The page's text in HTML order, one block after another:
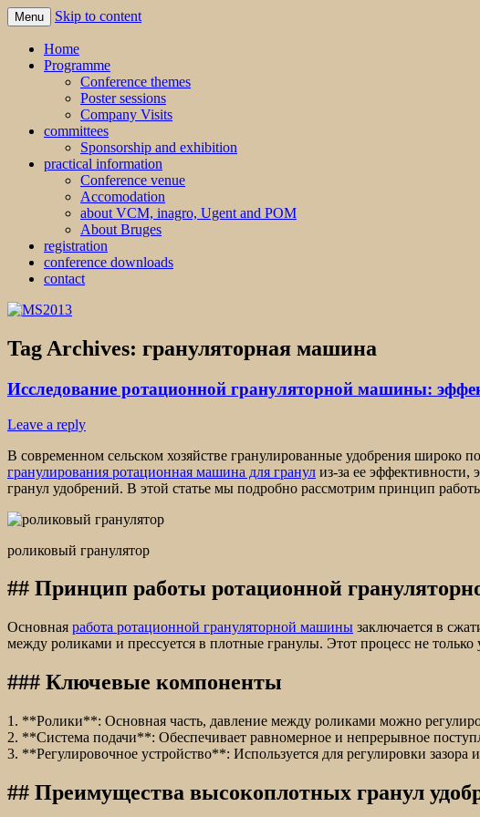
MS2013
Menu Skip to content
Home
Programme
Conference themes
Poster sessions
Company Visits
committees
Sponsorship and exhibition
practical information
Conference venue
Accomodation
about VCM, inagro, Ugent and POM
About Bruges
registration
conference downloads
contact
Tag Archives: грануляторная машина
Исследование ротационной грануляторной машины:
Leave a reply
В современном сельском хозяйстве гранулированные удобрения широко
гранулирования ротационная машина для гранул из-за ее эффективности,
гранул удобрений. В этой статье мы подробно рассмотрим принцип
роликовый гранулятор
## Принцип работы ротационной
Основная работа ротационной грануляторной машины заключается в
между роликами и прессуется в плотные гранулы. Этот процесс не
### Ключевые компоненты
1. **Ролики**: Основная часть, давление между роликами можно
2. **Система подачи**: Обеспечивает равномерное и непрерывное
3. **Регулировочное устройство**: Используется для регулировки
## Преимущества высокоплотных гранул